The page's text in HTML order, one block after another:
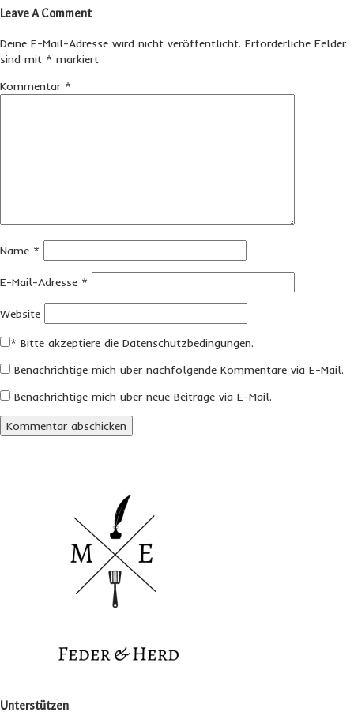
Leave A Comment
Deine E-Mail-Adresse wird nicht veröffentlicht. Erforderliche Felder
sind mit * markiert
Kommentar *
Name *
E-Mail-Adresse *
Website
* Bitte akzeptiere die Datenschutzbedingungen.
Benachrichtige mich über nachfolgende Kommentare via E-Mail.
Benachrichtige mich über neue Beiträge via E-Mail.
Unterstützen